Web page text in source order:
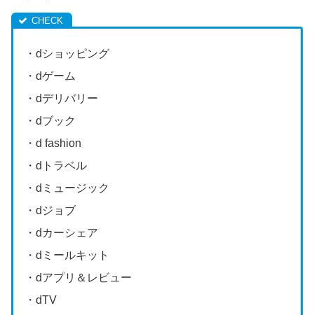
・dショッピング
・dゲーム
・dデリバリー
・dブック
・d fashion
・dトラベル
・dミュージック
・dジョブ
・dカーシェア
・dミールキット
・dアプリ＆レビュー
・dTV